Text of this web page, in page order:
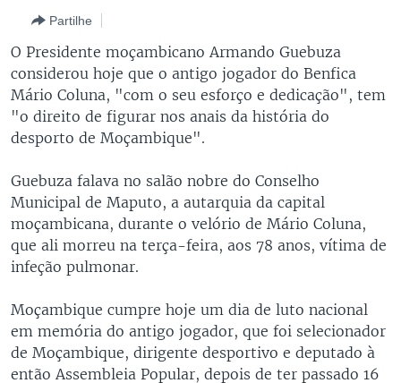
principal
para
Pesquisa
BRASIL
DOSSIERS ESPECIAIS
DESPORTO
VOA 60 CLIMA
VOA60 MUNDO
PASSADEIRA VERMELHA
SIGA-NOS
Partilhe
O Presidente moçambicano Armando Guebuza
considerou hoje que o antigo jogador do Benfica
Mário Coluna, "com o seu esforço e dedicação", tem
"o direito de figurar nos anais da história do
desporto de Moçambique".
Guebuza falava no salão nobre do Conselho
Municipal de Maputo, a autarquia da capital
moçambicana, durante o velório de Mário Coluna,
que ali morreu na terça-feira, aos 78 anos, vítima de
infeção pulmonar.
Moçambique cumpre hoje um dia de luto nacional
em memória do antigo jogador, que foi selecionador
de Moçambique, dirigente desportivo e deputado à
então Assembleia Popular, depois de ter passado 16